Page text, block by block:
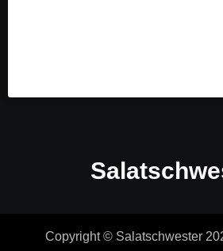
Copyright © Salatschwester